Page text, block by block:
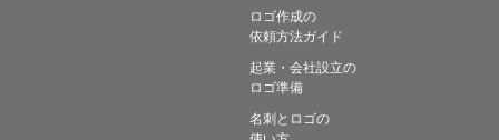
ロゴ作成の
依頼方法ガイド
起業・会社設立の
ロゴ準備
名刺とロゴの